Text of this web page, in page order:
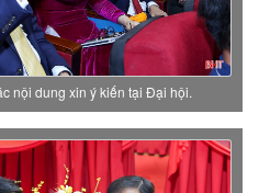
nội dung xin ý kiến tại Đại hội.